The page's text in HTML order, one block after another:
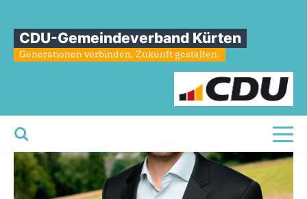
CDU-Gemeindeverband Kürten
Generationen verbinden, Zukunft gestalten.